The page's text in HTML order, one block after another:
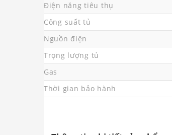
Điện năng tiêu thụ
Công suất tủ
Nguồn điện
Trọng lượng tủ
Gas
Thời gian bảo hành